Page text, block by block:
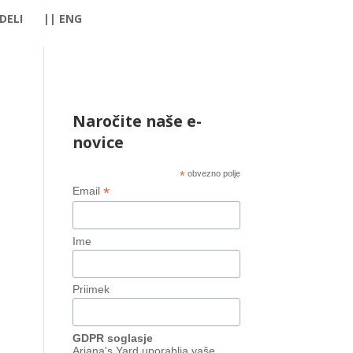
|| ENG
Naročite naše e-
novice
*obvezno polje
Email*
Ime
Priimek
GDPR soglasje